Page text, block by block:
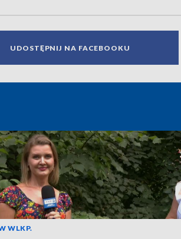
UDOSTĘPNIJ NA FACEBOOKU
WLKP.